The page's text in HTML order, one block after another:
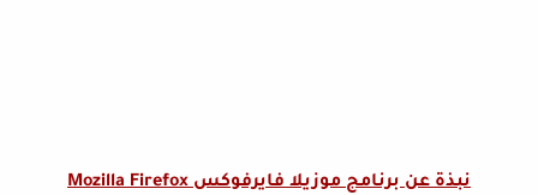
نبذة عن برنامج موزيلا فايرفوكسMozilla Firefox